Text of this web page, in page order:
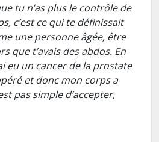
tu n’as plus le contrôle de
c’est ce qui te définissait
une personne âgée, être
que t’avais des abdos. En
eu un cancer de la prostate
et donc mon corps a
pas simple d’accepter,